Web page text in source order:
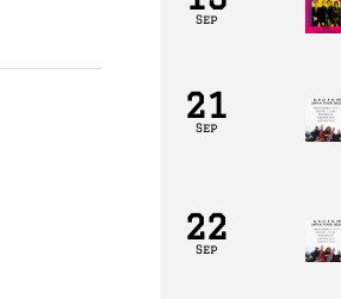
Sep
21
Sep
22
Sep